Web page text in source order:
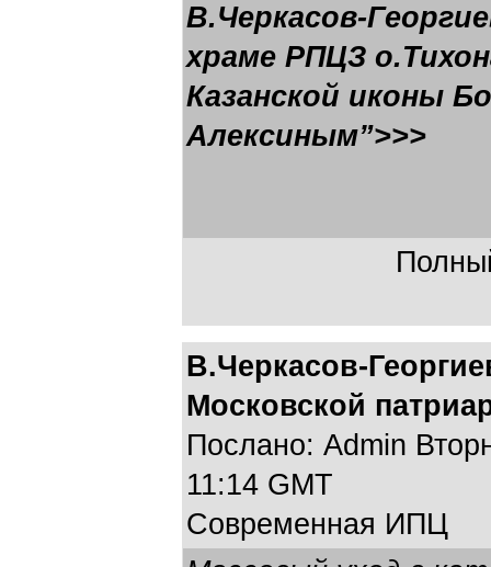
В.Черкасов-
храме РПЦЗ
Казанской иконы
Алексиным”>>>
В.Черкасов-
Московской
Послано: Admin
11:14 GMT
Современная ИПЦ